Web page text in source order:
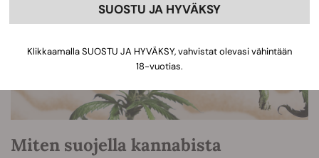
Miten suojella kannabista
SUOSTU JA HYVÄKSY
Klikkaamalla SUOSTU JA HYVÄKSY, vahvistat olevasi vähintään
18-vuotias.